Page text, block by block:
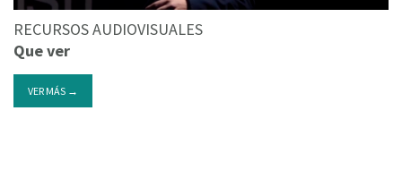
RECURSOS AUDIOVISUALES
Que ver
VER MÁS →